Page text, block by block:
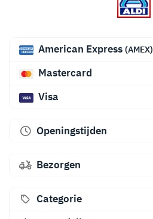
American Express (AMEX)
Mastercard
Visa
Openingstijden
Bezorgen
Categorie